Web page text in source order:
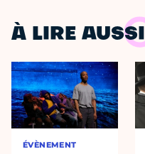
À LIRE AUSSI
ÉVÈNEMENT